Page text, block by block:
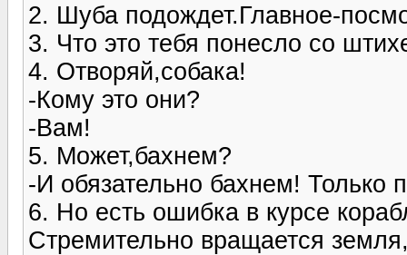
2. Шуба подождет.Главное-
3. Что это тебя понесло со
4. Отворяй,собака!
-Кому это они?
-Вам!
5. Может,бахнем?
-И обязательно бахнем! Только
6. Но есть ошибка в курсе
Стремительно вращается